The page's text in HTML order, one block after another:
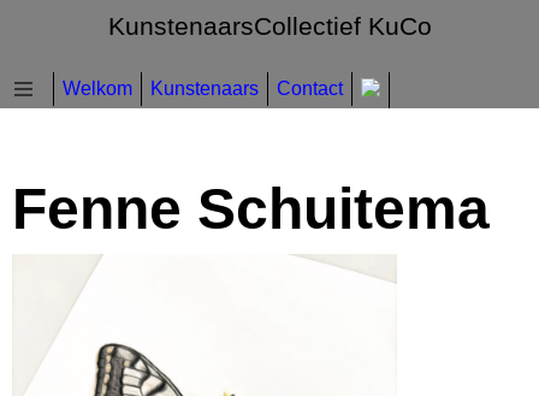
KunstenaarsCollectief KuCo
Welkom Kunstenaars Contact
Fenne Schuitema